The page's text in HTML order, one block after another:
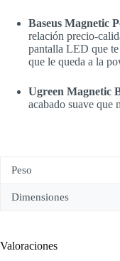
Baseus Magnetic
relación precio-
pantalla LED que te
que le queda a la
Ugreen Magnetic
acabado suave que
Peso
Dimensiones
Valoraciones